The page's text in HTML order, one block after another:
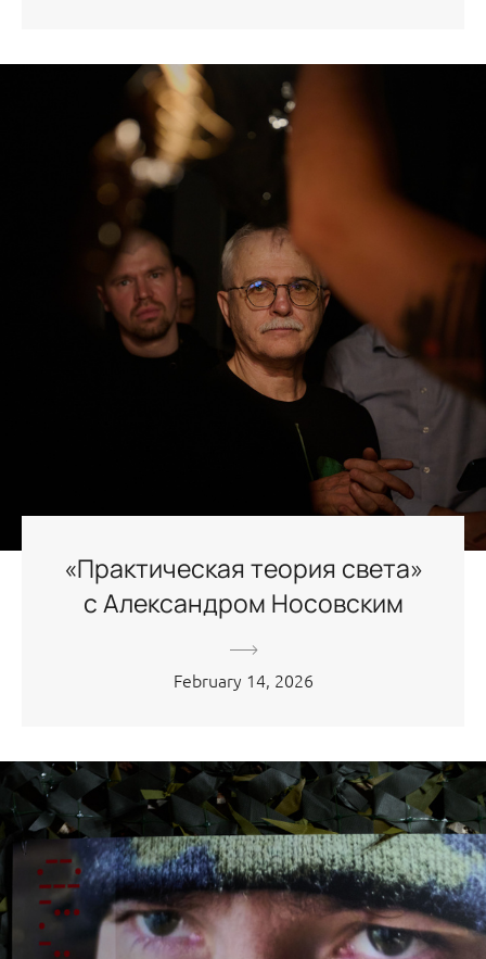
«Практическая теория света»
с Александром Носовским
February 14, 2026